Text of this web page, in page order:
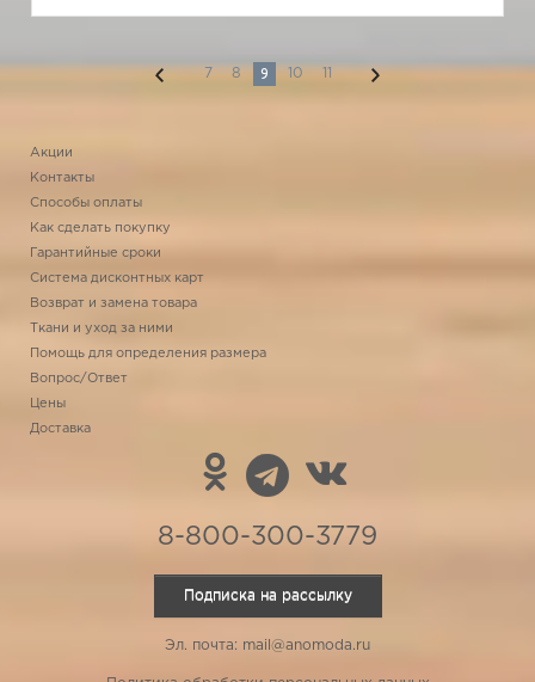
7 8 9 10 11
Акции
Контакты
Способы оплаты
Как сделать покупку
Гарантийные сроки
Система дисконтных карт
Возврат и замена товара
Ткани и уход за ними
Помощь для определения размера
Вопрос/Ответ
Цены
Доставка
8-800-300-3779
Подписка на рассылку
Эл. почта: mail@anomoda.ru